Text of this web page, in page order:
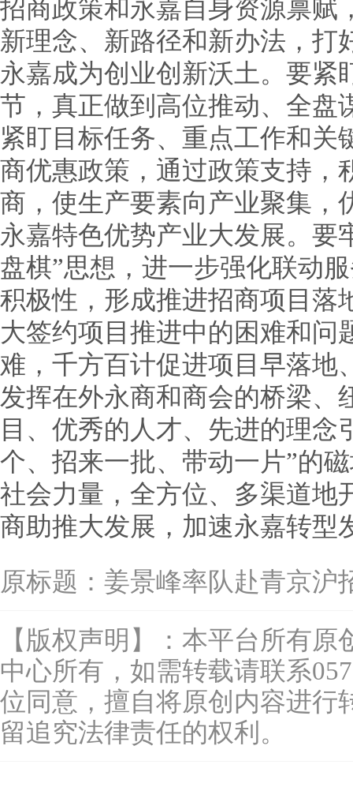
招商政策和永嘉自身资源禀赋
新理念、新路径和新办法，打
永嘉成为创业创新沃土。要紧
节，真正做到高位推动、全盘
紧盯目标任务、重点工作和关
商优惠政策，通过政策支持，
商，使生产要素向产业聚集，
永嘉特色优势产业大发展。要
盘棋”思想，进一步强化联动
积极性，形成推进招商项目落
大签约项目推进中的困难和问
难，千方百计促进项目早落地
发挥在外永商和商会的桥梁、
目、优秀的人才、先进的理念
个、招来一批、带动一片”的
社会力量，全方位、多渠道地
商助推大发展，加速永嘉转型
原标题： 姜景峰率队赴青京沪
【版权声明】：本平台所有
中心所有，如需转载请联系
位同意，擅自将原创内容进行
留追究法律责任的权利。